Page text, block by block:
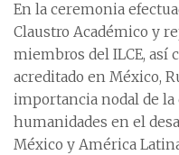
En la ceremonia
Claustro Académico y
miembros del ILCE, así
acreditado en México,
importancia nodal de la
humanidades en el
México y América